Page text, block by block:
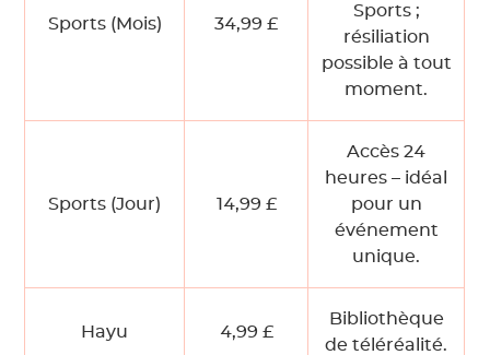
Sports (Mois) 34,99 £
Sports ;
résiliation
possible à tout
moment.
Sports (Jour) 14,99 £
Accès 24
heures – idéal
pour un
événement
unique.
Hayu 4,99 £
Bibliothèque
de téléréalité.